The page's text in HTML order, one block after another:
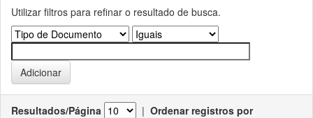
Utilizar filtros para refinar o resultado de busca.
Resultados/Página | Ordenar registros por